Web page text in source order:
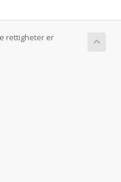
rettigheter er